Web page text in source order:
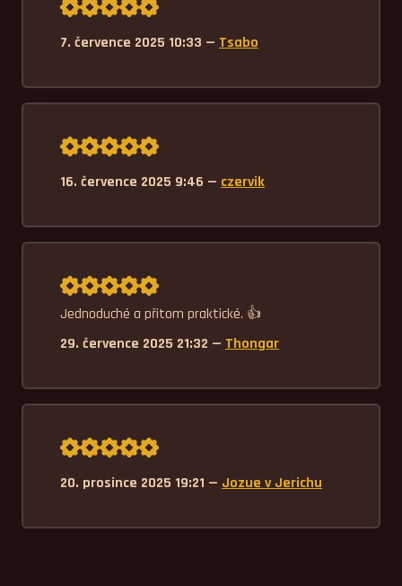
Průměrné hodnocení 5,0.
7. července 2025 10:33 — Tsabo
Průměrné hodnocení 5,0.
16. července 2025 9:46 — czervik
Průměrné hodnocení 5,0.
Jednoduché a přitom praktické. 👍
29. července 2025 21:32 — Thongar
Průměrné hodnocení 5,0.
20. prosince 2025 19:21 — Jozue v Jerichu